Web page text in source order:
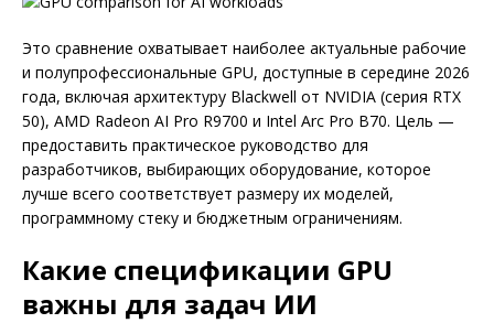
Это сравнение охватывает наиболее актуальные рабочие
и полупрофессиональные GPU, доступные в середине 2026
года, включая архитектуру Blackwell от NVIDIA (серия RTX
50), AMD Radeon AI Pro R9700 и Intel Arc Pro B70. Цель —
предоставить практическое руководство для
разработчиков, выбирающих оборудование, которое
лучше всего соответствует размеру их моделей,
программному стеку и бюджетным ограничениям.
Какие спецификации GPU
важны для задач ИИ